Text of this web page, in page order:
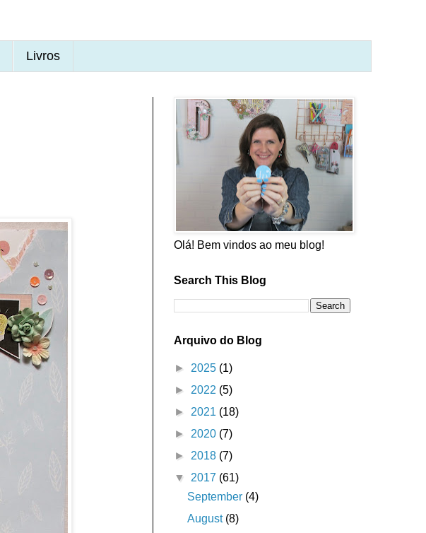
Livros
Olá! Bem vindos ao meu blog!
Search This Blog
Arquivo do Blog
► 2025 (1)
► 2022 (5)
► 2021 (18)
► 2020 (7)
► 2018 (7)
▼ 2017 (61)
September (4)
August (8)